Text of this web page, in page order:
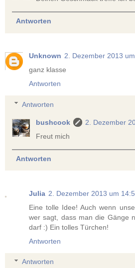
Antworten
Unknown 2. Dezember 2013
ganz klasse
Antworten
Antworten
bushcook
2. Dezember
Freut mich
Antworten
Julia 2. Dezember 2013 um
Eine tolle Idee! Auch wenn
wer sagt, dass man die Gänge
darf :) Ein tolles Türchen!
Antworten
Antworten